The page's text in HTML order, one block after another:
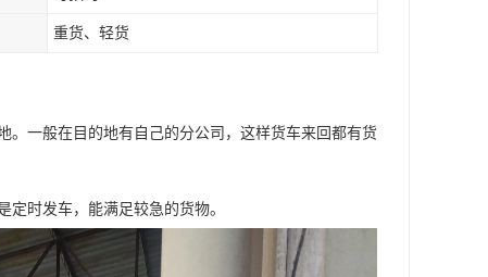
重货、轻货
。一般在目的地有自己的分公司，这样货车来回都有货
时发车，能满足较急的货物。